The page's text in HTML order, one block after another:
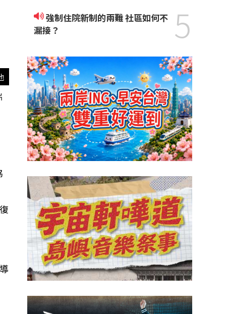
強制住院新制的兩難 社區如何不
漏接？
5